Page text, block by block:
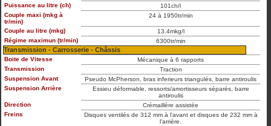
Puissance au litre (ch)
101ch/l
Couple maxi (mkg à
tr/min)
24 à 1950tr/min
Couple au litre (mkg)
13.4mkg/l
Régime maximun (tr/min)
6300tr/min
Transmission - Carrosserie - Châssis
Boite de Vitesse
Mécanique à 6 rapports
Transmission
Traction
Suspension Avant
Pseudo McPherson, bras inferieurs triangulés, barre antiroulis
Suspension Arrière
Essieu déformable, ressorts/amortisseurs séparés, barre
antiroulis
Direction
Crémaillère assistée
Freins
Disques ventilés de 312 mm à l'avant et disques de 232 mm à
l'arrière.